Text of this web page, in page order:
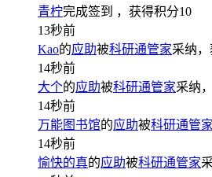
青柠完成签到 ，获得积分10
13秒前
Kao的应助被科研通管家采纳
14秒前
大个的应助被科研通管家采纳
14秒前
万能图书馆的应助被科研通管家
14秒前
愉快的真的应助被科研通管家